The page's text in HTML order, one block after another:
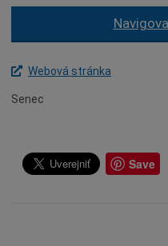
Webová stránka
Senec
Save